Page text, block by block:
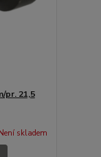
pr. 21,5
Není skladem